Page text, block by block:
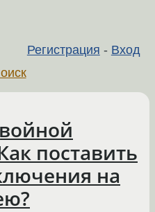
Регистрация - Вход
поставить
на